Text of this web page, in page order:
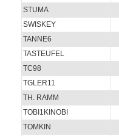
STUMA
SWISKEY
TANNE6
TASTEUFEL
TC98
TGLER11
TH. RAMM
TOBI1KINOBI
TOMKIN